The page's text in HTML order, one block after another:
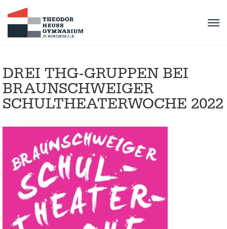
DREI THG-GRUPPEN BEI
BRAUNSCHWEIGER
SCHULTHEATERWOCHE 2022